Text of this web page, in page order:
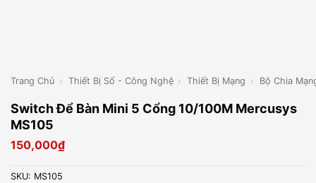
Trang Chủ › Thiết Bị Số - Công Nghệ › Thiết Bị Mạng › Bộ Chia
Switch Để Bàn Mini 5 Cổng 10/100M Mercusys
MS105
150,000₫
SKU: MS105